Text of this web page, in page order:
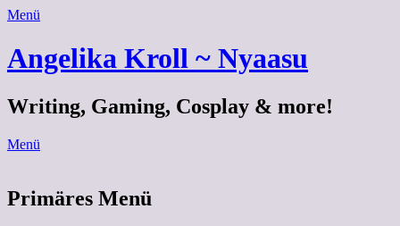
Menü
Angelika Kroll ~ Nyaasu
Writing, Gaming, Cosplay & more!
Menü
Primäres Menü